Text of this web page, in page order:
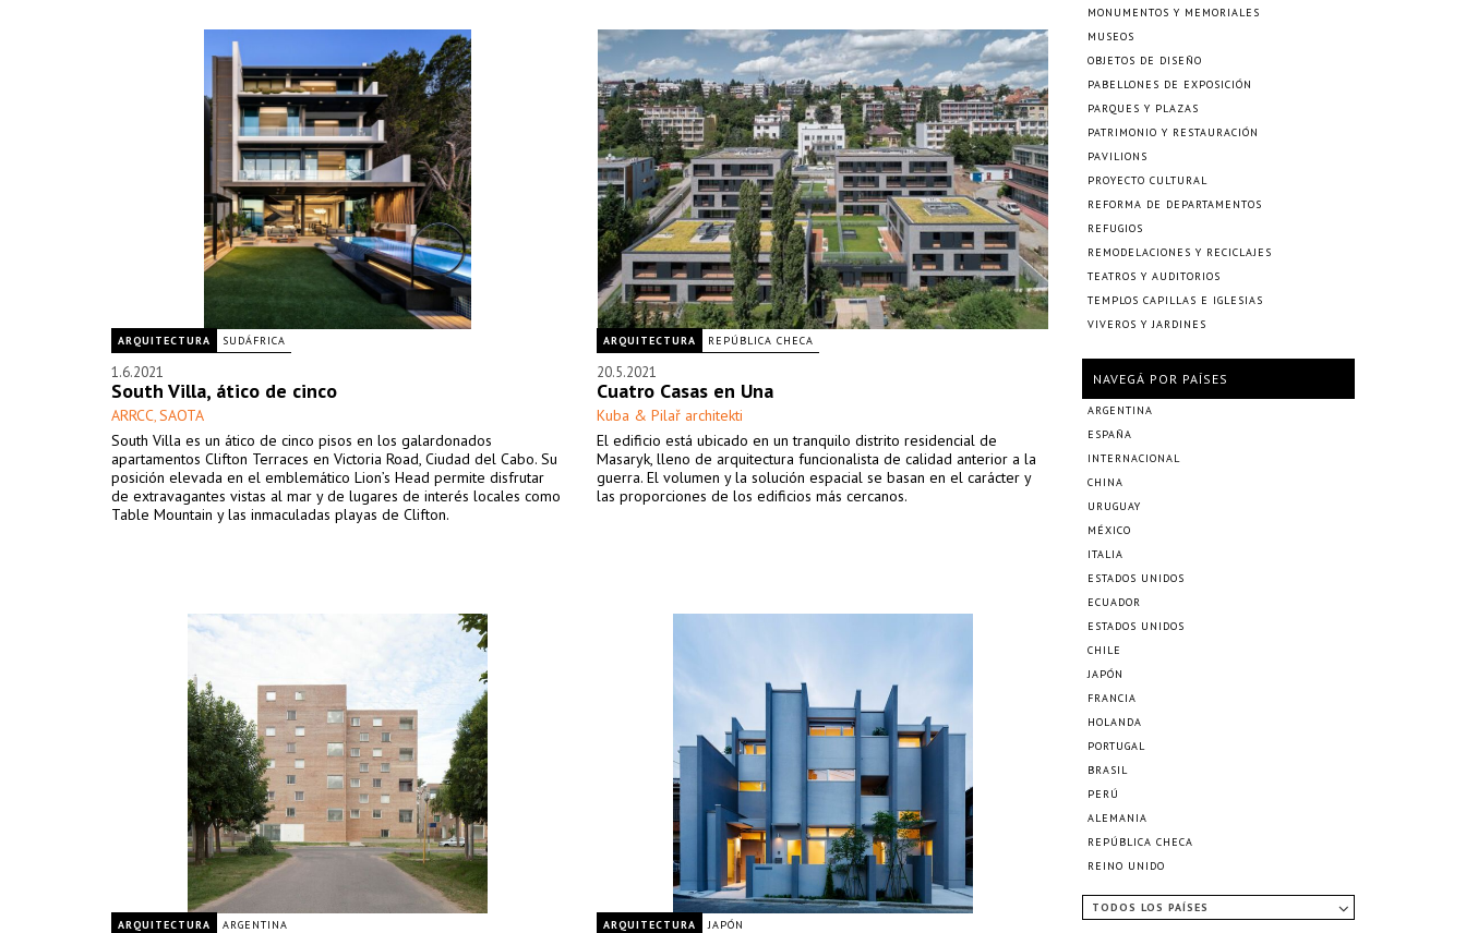
ARQUITECTURA SUDÁFRICA
1.6.2021
South Villa, ático de cinco
ARRCC, SAOTA
South Villa es un ático de cinco pisos en los galardonados
apartamentos Clifton Terraces en Victoria Road, Ciudad del Cabo. Su
posición elevada en el emblemático Lion’s Head permite disfrutar
de extravagantes vistas al mar y de lugares de interés locales como
Table Mountain y las inmaculadas playas de Clifton.
ARQUITECTURA REPÚBLICA CHECA
20.5.2021
Cuatro Casas en Una
Kuba & Pilař architekti
El edificio está ubicado en un tranquilo distrito residencial de
Masaryk, lleno de arquitectura funcionalista de calidad anterior a la
guerra. El volumen y la solución espacial se basan en el carácter y
las proporciones de los edificios más cercanos.
ARQUITECTURA ARGENTINA ARQUITECTURA JAPÓN
MONUMENTOS Y MEMORIALES
MUSEOS
OBJETOS DE DISEÑO
PABELLONES DE EXPOSICIÓN
PARQUES Y PLAZAS
PATRIMONIO Y RESTAURACIÓN
PAVILIONS
PROYECTO CULTURAL
REFORMA DE DEPARTAMENTOS
REFUGIOS
REMODELACIONES Y RECICLAJES
TEATROS Y AUDITORIOS
TEMPLOS CAPILLAS E IGLESIAS
VIVEROS Y JARDINES
NAVEGÁ POR PAÍSES
ARGENTINA
ESPAÑA
INTERNACIONAL
CHINA
URUGUAY
MÉXICO
ITALIA
ESTADOS UNIDOS
ECUADOR
ESTADOS UNIDOS
CHILE
JAPÓN
FRANCIA
HOLANDA
PORTUGAL
BRASIL
PERÚ
ALEMANIA
REPÚBLICA CHECA
REINO UNIDO
TODOS LOS PAÍSES